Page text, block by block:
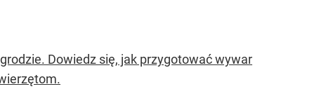
Dowiedz się, jak przygotować wywar